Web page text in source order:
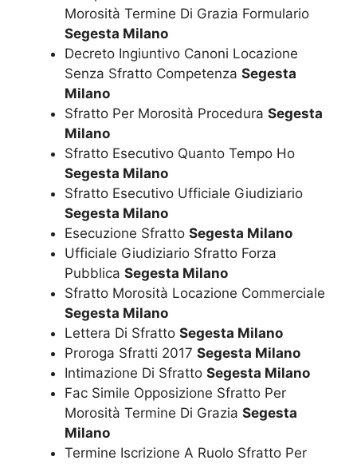
Morosità Termine Di Grazia Formulario
Segesta Milano
Decreto Ingiuntivo Canoni Locazione
Senza Sfratto Competenza Segesta
Milano
Sfratto Per Morosità Procedura Segesta
Milano
Sfratto Esecutivo Quanto Tempo Ho
Segesta Milano
Sfratto Esecutivo Ufficiale Giudiziario
Segesta Milano
Esecuzione Sfratto Segesta Milano
Ufficiale Giudiziario Sfratto Forza
Pubblica Segesta Milano
Sfratto Morosità Locazione Commerciale
Segesta Milano
Lettera Di Sfratto Segesta Milano
Proroga Sfratti 2017 Segesta Milano
Intimazione Di Sfratto Segesta Milano
Fac Simile Opposizione Sfratto Per
Morosità Termine Di Grazia Segesta
Milano
Termine Iscrizione A Ruolo Sfratto Per